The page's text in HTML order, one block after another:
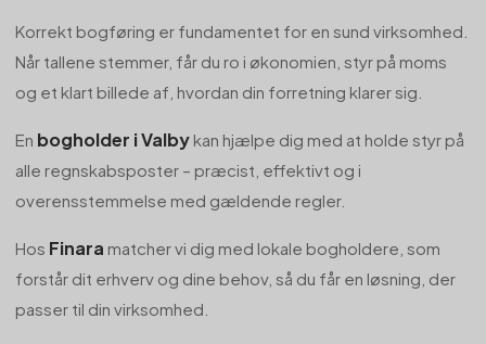
Korrekt bogføring er fundamentet for en sund virksomhed.
Når tallene stemmer, får du ro i økonomien, styr på moms
og et klart billede af, hvordan din forretning klarer sig.
En bogholder i Valby kan hjælpe dig med at holde styr på
alle regnskabsposter – præcist, effektivt og i
overensstemmelse med gældende regler.
Hos Finara matcher vi dig med lokale bogholdere, som
forstår dit erhverv og dine behov, så du får en løsning, der
passer til din virksomhed.